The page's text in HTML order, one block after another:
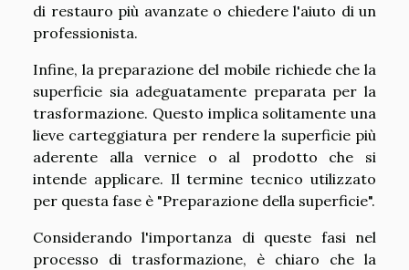
di restauro più avanzate o chiedere l'aiuto di un
professionista.
Infine, la preparazione del mobile richiede che la
superficie sia adeguatamente preparata per la
trasformazione. Questo implica solitamente una
lieve carteggiatura per rendere la superficie più
aderente alla vernice o al prodotto che si
intende applicare. Il termine tecnico utilizzato
per questa fase è "Preparazione della superficie".
Considerando l'importanza di queste fasi nel
processo di trasformazione, è chiaro che la